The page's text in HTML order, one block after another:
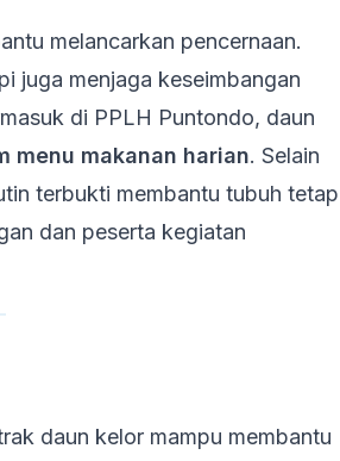
melancarkan pencernaan.
juga menjaga keseimbangan
di PPLH Puntondo, daun
menu makanan harian. Selain
terbukti membantu tubuh tetap
dan peserta kegiatan
daun kelor mampu membantu